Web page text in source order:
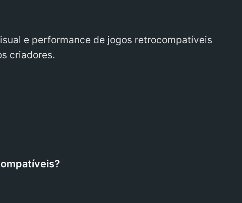
e performance de jogos retrocompatíveis
criadores.